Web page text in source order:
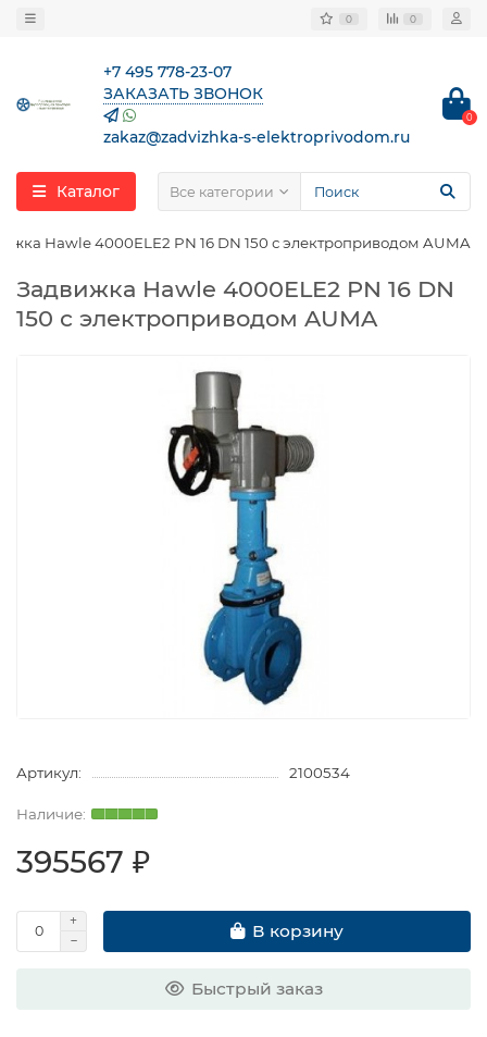
0 0
+7 495 778-23-07
ЗАКАЗАТЬ ЗВОНОК
zakaz@zadvizhka-s-elektroprivodom.ru
0
Каталог Все категории
Hawle 4000ELE2 PN 16 DN 150 с электроприводом AUMA
Задвижка Hawle 4000ELE2 PN 16 DN
150 с электроприводом AUMA
Артикул: 2100534
395567 ₽
В корзину
Быстрый заказ